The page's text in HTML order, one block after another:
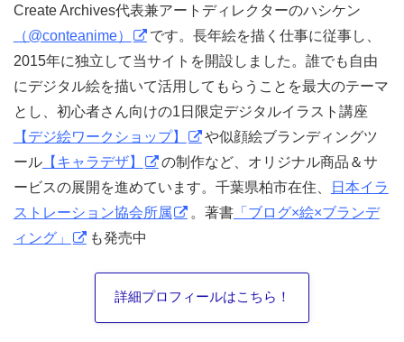
Create Archives代表兼アートディレクターのハシケン
（@conteanime）
です。長年絵を描く仕事に従事し、
2015年に独立して当サイトを開設しました。誰でも自由
にデジタル絵を描いて活用してもらうことを最大のテーマ
とし、初心者さん向けの1日限定デジタルイラスト講座
【デジ絵ワークショップ】
や似顔絵ブランディングツ
ール【キャラデザ】
の制作など、オリジナル商品＆サ
ービスの展開を進めています。千葉県柏市在住、
日本イラ
ストレーション協会所属
。著書「ブログ×絵×ブランデ
ィング」
も発売中
詳細プロフィールはこちら！